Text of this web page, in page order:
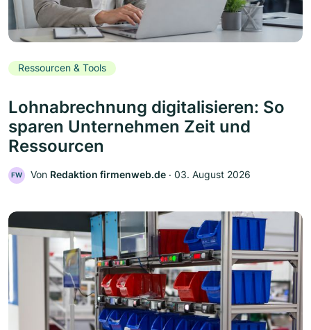
Ressourcen & Tools
Lohnabrechnung digitalisieren: So
sparen Unternehmen Zeit und
Ressourcen
FW Von Redaktion firmenweb.de ‧ 03. August 2026